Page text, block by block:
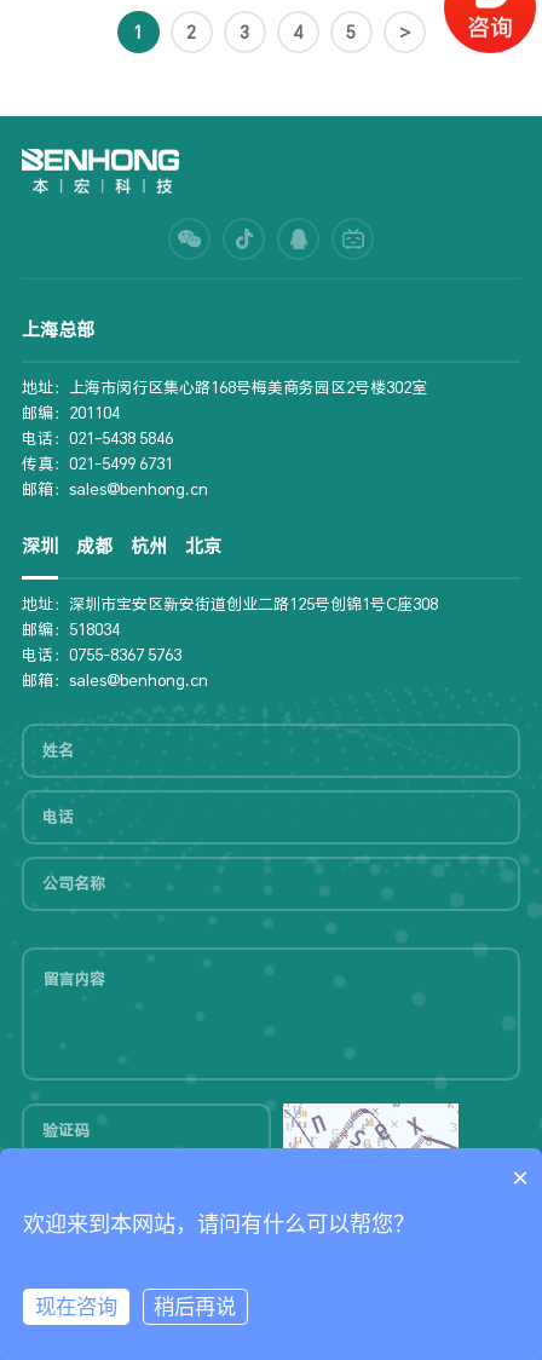
1 2 3 4 5 >
上海总部
地址：上海市闵行区集心路168号梅美商务园区2号楼302室
邮编：201104
电话：021-5438 5846
传真：021-5499 6731
邮箱：sales@benhong.cn
深圳 成都 杭州 北京
地址：深圳市宝安区新安街道创业二路125号创锦1号C座308
邮编：518034
电话：0755-8367 5763
邮箱：sales@benhong.cn
Copyright @ 2025 上海本宏电子科技有限公司 Al Rights Reserved. 版权
所有 |沪ICP备07009778号
×
欢迎来到本网站，请问有什么可以帮您？
现在咨询 稍后再说